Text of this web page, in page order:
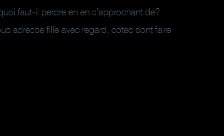
faut-il perdre en en s’approchant de?
adresse fille avec regard, cotes sont faire